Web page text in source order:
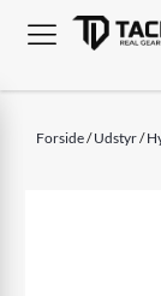
Forside/Udstyr/